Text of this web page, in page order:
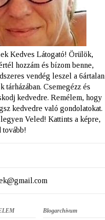
Kedves Látogató! Örülök,
hozzám és bízom benne,
vendég leszel a 6ártalan
tárházában. Csemegézz és
kedvedre. Remélem, hogy
kedvedre való gondolatokat.
Veled! Kattints a képre,
tovább!
Blogarchívum